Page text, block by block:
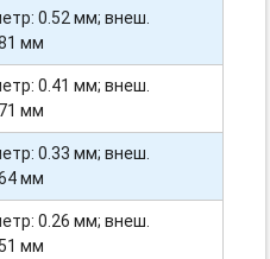
0.52 мм; внеш.
мм
0.41 мм; внеш.
мм
0.33 мм; внеш.
мм
0.26 мм; внеш.
мм